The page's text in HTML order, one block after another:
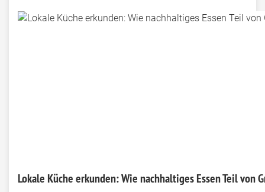
Lokale Küche erkunden: Wie nachhaltiges Essen Teil von